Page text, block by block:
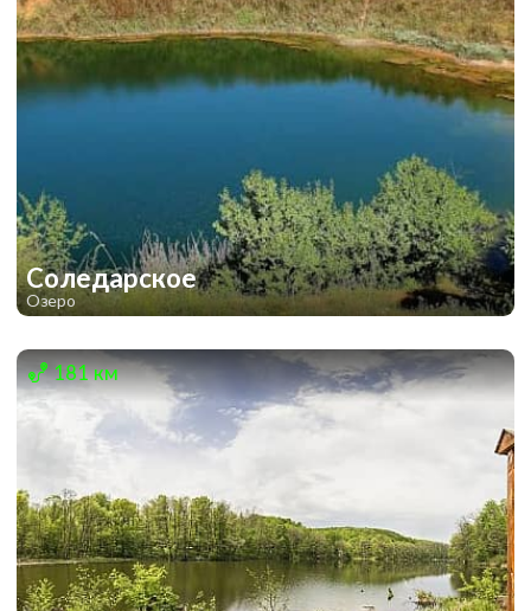
Соледарское
Озеро
1 1
181 км